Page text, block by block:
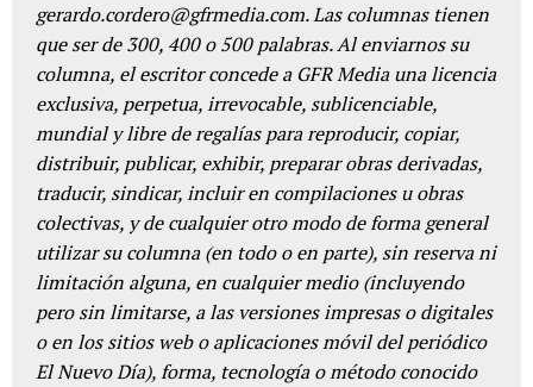
gerardo.cordero@gfrmedia.com. Las columnas tienen
que ser de 300, 400 o 500 palabras. Al enviarnos su
columna, el escritor concede a GFR Media una licencia
exclusiva, perpetua, irrevocable, sublicenciable,
mundial y libre de regalías para reproducir, copiar,
distribuir, publicar, exhibir, preparar obras derivadas,
traducir, sindicar, incluir en compilaciones u obras
colectivas, y de cualquier otro modo de forma general
utilizar su columna (en todo o en parte), sin reserva ni
limitación alguna, en cualquier medio (incluyendo
pero sin limitarse, a las versiones impresas o digitales
o en los sitios web o aplicaciones móvil del periódico
El Nuevo Día), forma, tecnología o método conocido